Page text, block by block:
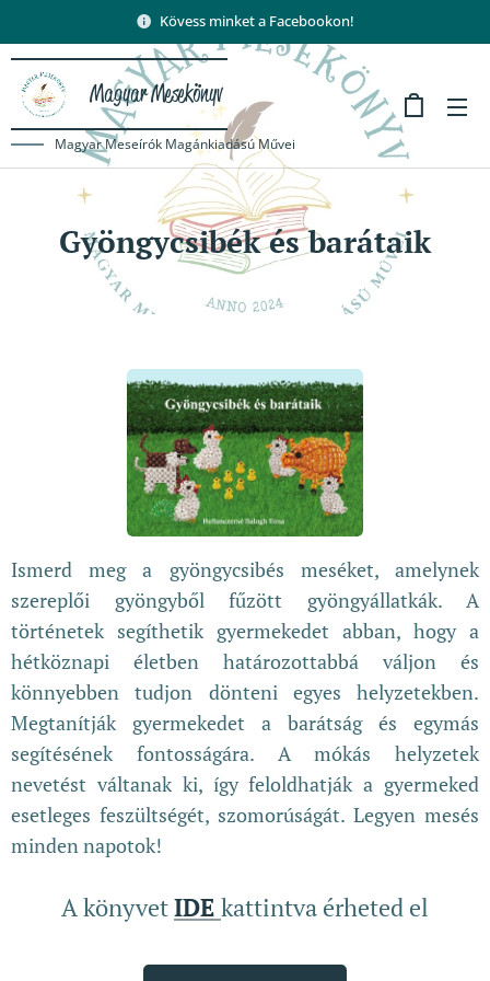
Kövess minket a Facebookon!
Magyar Mesekönyv
Magyar Meseírók Magánkiadású Művei
Gyöngycsibék és barátaik
Ismerd meg a gyöngycsibés meséket, amelynek
szereplői gyöngyből fűzött gyöngyállatkák. A
történetek segíthetik gyermekedet abban, hogy a
hétköznapi életben határozottabbá váljon és
könnyebben tudjon dönteni egyes helyzetekben.
Megtanítják gyermekedet a barátság és egymás
segítésének fontosságára. A mókás helyzetek
nevetést váltanak ki, így feloldhatják a gyermeked
esetleges feszültségét, szomorúságát. Legyen mesés
minden napotok!
A könyvetIDE kattintva érheted el